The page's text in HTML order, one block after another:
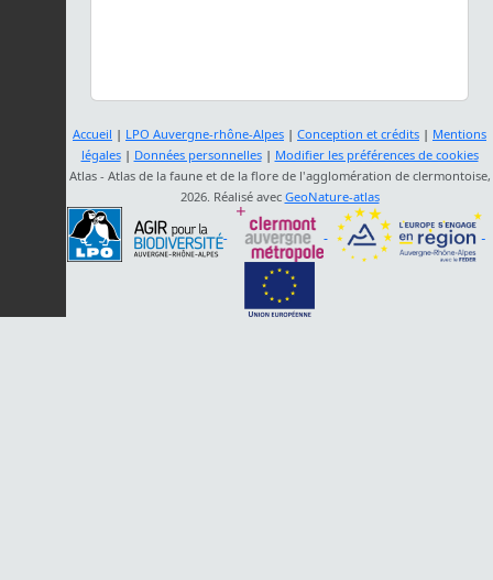
Accueil | LPO Auvergne-rhône-Alpes | Conception et crédits | Mentions
légales| Données personnelles| Modifier les préférences de cookies
Atlas - Atlas de la faune et de la flore de l'agglomération de clermontoise,
2026. Réalisé avec GeoNature-atlas